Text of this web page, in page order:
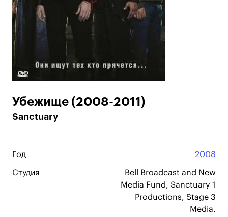
Убежище (2008-2011)
Sanctuary
Год 2008
Студия
Bell Broadcast and New
Media Fund, Sanctuary 1
Productions, Stage 3
Media.